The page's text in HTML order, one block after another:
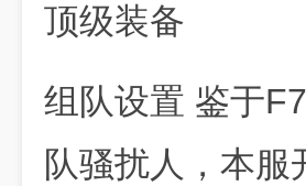
顶级装备
组队设置 鉴于
队骚扰人，本